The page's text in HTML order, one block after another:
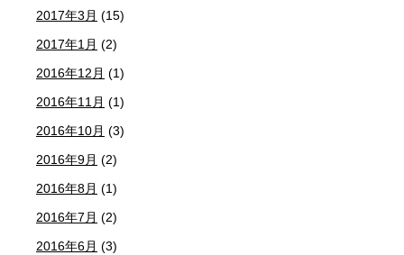
2017年3月 (15)
2017年1月 (2)
2016年12月 (1)
2016年11月 (1)
2016年10月 (3)
2016年9月 (2)
2016年8月 (1)
2016年7月 (2)
2016年6月 (3)